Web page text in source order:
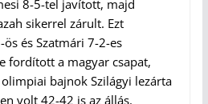
8-5-tel javított, majd
sikerrel zárult. Ezt
és Szatmári 7-2-es
fordított a magyar csapat,
bajnok Szilágyi lezárta
volt 42-42 is az állás.